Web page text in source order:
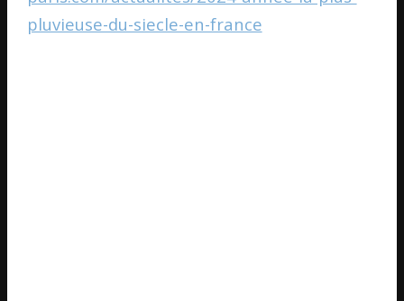
pluvieuse-du-siecle-en-france